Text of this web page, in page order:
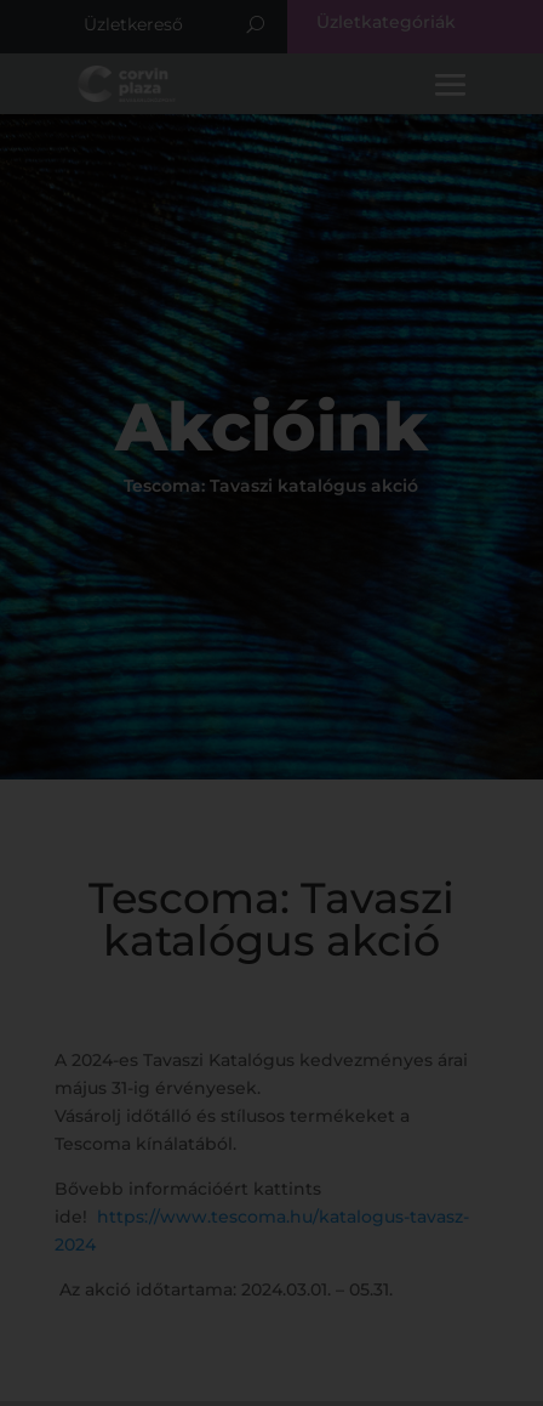
Üzletkategóriák
Akcióink
Tescoma: Tavaszi katalógus akció
Tescoma: Tavaszi
katalógus akció
A 2024-es Tavaszi Katalógus kedvezményes árai
május 31-ig érvényesek.
Vásárolj időtálló és stílusos termékeket a
Tescoma kínálatából.
Bővebb információért kattints
ide! https://www.tescoma.hu/katalogus-tavasz-
2024
Az akció időtartama: 2024.03.01. – 05.31.